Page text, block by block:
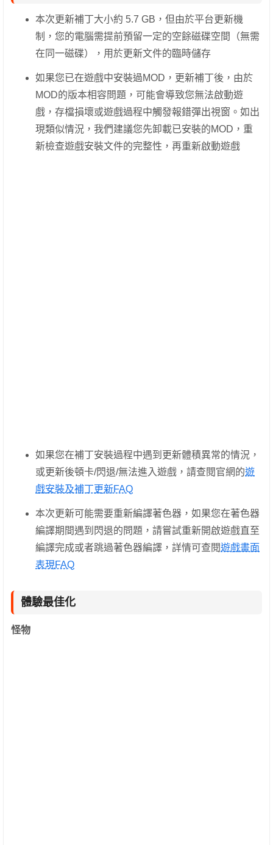
本次更新補丁大小約 5.7 GB，但由於平台更新機
制，您的電腦需提前預留一定的空餘磁碟空間（無需
在同一磁碟），用於更新文件的臨時儲存
如果您已在遊戲中安裝過MOD，更新補丁後，由於
MOD的版本相容問題，可能會導致您無法啟動遊
戲，存檔損壞或遊戲過程中觸發報錯彈出視窗。如出
現類似情況，我們建議您先卸載已安裝的MOD，重
新檢查遊戲安裝文件的完整性，再重新啟動遊戲
如果您在補丁安裝過程中遇到更新體積異常的情況，
或更新後頓卡/閃退/無法進入遊戲，請查閱官網的遊
戲安裝及補丁更新FAQ
本次更新可能需要重新編譯著色器，如果您在著色器
編譯期間遇到閃退的問題，請嘗試重新開啟遊戲直至
編譯完成或者跳過著色器編譯，詳情可查閱遊戲畫面
表現FAQ
體驗最佳化
怪物